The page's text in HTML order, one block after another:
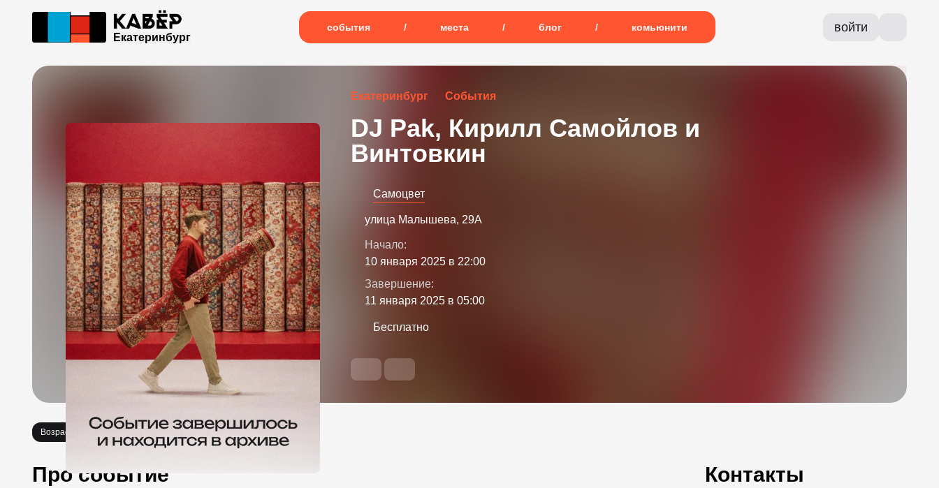
Екатеринбург
события / места / блог / комьюнити войти
Екатеринбург События
DJ Pak, Кирилл Самойлов и
Винтовкин
Самоцвет
улица Малышева, 29А
Начало:
10 января 2025 в 22:00
Завершение:
11 января 2025 в 05:00
Бесплатно
Возраст 18+ Вечеринки
Про событие Контакты